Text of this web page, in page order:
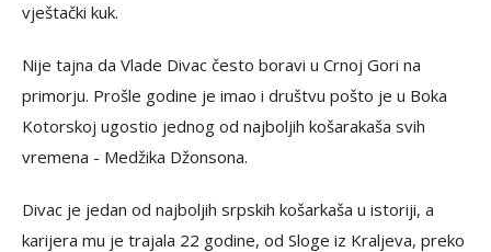
vještački kuk.
Nije tajna da Vlade Divac često boravi u Crnoj Gori na
primorju. Prošle godine je imao i društvu pošto je u Boka
Kotorskoj ugostio jednog od najboljih košarakaša svih
vremena - Medžika Džonsona.
Divac je jedan od najboljih srpskih košarkaša u istoriji, a
karijera mu je trajala 22 godine, od Sloge iz Kraljeva, preko